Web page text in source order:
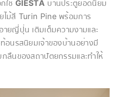
ใช้ GIESTAบานประตูยอดนิยม
ไม้สี Turin Pine พร้อมการ
ยญี่ปุ่น เติมเต็มความงามและ
อนรสนิยมเจ้าของบ้านอย่างมี
ลืนของสถาปัตยกรรมและทำให้